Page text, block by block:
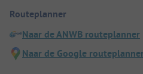
Routeplanner
Naar de ANWB routeplanner
Naar de Google